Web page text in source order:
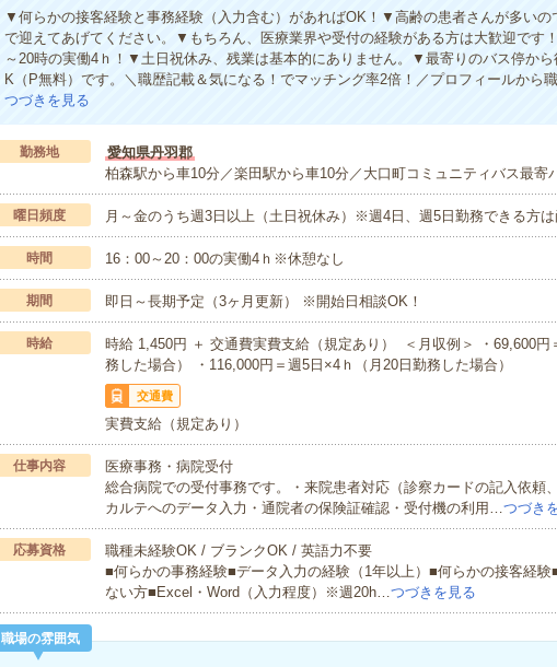
▼何らかの接客経験と事務経験（入力含む）があればOK！▼高齢の患者さんが多いの
で迎えてあげてください。▼もちろん、医療業界や受付の経験がある方は大歓迎です
～20時の実働4ｈ！▼土日祝休み、残業は基本的にありません。▼最寄りのバス停か
K（P無料）です。＼職歴記載＆気になる！でマッチング率2倍！／プロフィールから
つづきを見る
勤務地
愛知県丹羽郡
柏森駅から車10分／楽田駅から車10分／大口町コミュニティバス最寄
曜日頻度 月～金のうち週3日以上（土日祝休み）※週4日、週5日勤務できる方は
時間 16：00～20：00の実働4ｈ※休憩なし
期間 即日～長期予定（3ヶ月更新） ※開始日相談OK！
時給
時給 1,450円 ＋ 交通費実費支給（規定あり） ＜月収例＞ ・69,600円
務した場合） ・116,000円＝週5日×4ｈ（月20日勤務した場合）
交通費
実費支給（規定あり）
仕事内容
医療事務・病院受付
総合病院での受付事務です。・来院患者対応（診察カードの記入依頼
カルテへのデータ入力・通院者の保険証確認・受付機の利用…つづき
応募資格
職種未経験OK / ブランクOK / 英語力不要
■何らかの事務経験■データ入力の経験（1年以上）■何らかの接客経
ない方■Excel・Word（入力程度）※週20h…つづきを見る
職場の雰囲気